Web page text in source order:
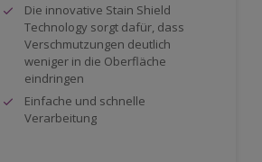
Die innovative Stain Shield
Technology sorgt dafür, dass
Verschmutzungen deutlich
weniger in die Oberfläche
eindringen
Einfache und schnelle
Verarbeitung